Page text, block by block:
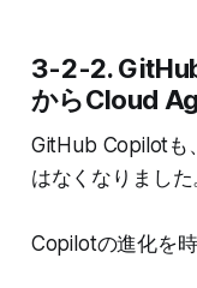
3-2-2.
からCloud
GitHub Copilotも
はなくなりました
Copilotの進化を